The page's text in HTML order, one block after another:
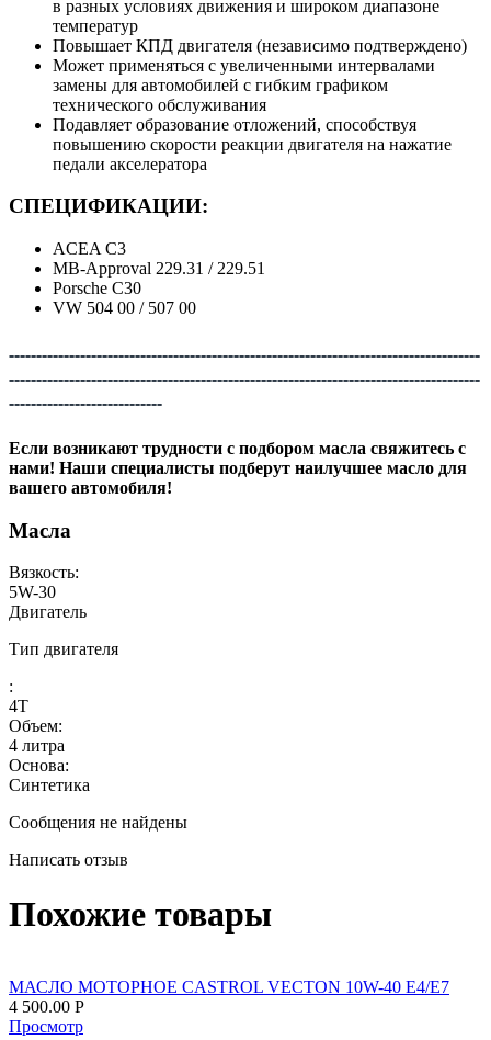
в разных условиях движения и широком диапазоне
температур
Повышает КПД двигателя (независимо подтверждено)
Может применяться с увеличенными интервалами
замены для автомобилей с гибким графиком
технического обслуживания
Подавляет образование отложений, способствуя
повышению скорости реакции двигателя на нажатие
педали акселератора
СПЕЦИФИКАЦИИ:
ACEA C3
MB-Approval 229.31 / 229.51
Porsche C30
VW 504 00 / 507 00
--------------------------------------------------------------------------------------
--------------------------------------------------------------------------------------
----------------------------
Если возникают трудности с подбором масла свяжитесь с
нами! Наши специалисты подберут наилучшее масло для
вашего автомобиля!
Масла
Вязкость:
5W-30
Двигатель
Тип двигателя
:
4Т
Объем:
4 литра
Основа:
Синтетика
Сообщения не найдены
Написать отзыв
Похожие товары
МАСЛО МОТОРНОЕ CASTROL VECTON 10W-40 E4/E7
4 500.00 Р
Просмотр